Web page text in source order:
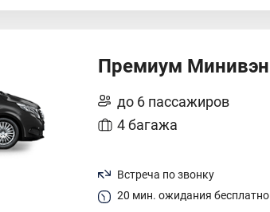
Премиум Минивэн
до 6 пассажиров
4 багажа
Встреча по звонку
20 мин. ожидания бесплатно